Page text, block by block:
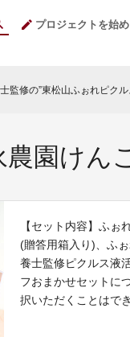
プロジェクトを始
監修の”東松山ふぉれピク
園けん
【セット内容】ふぉ
(贈答用箱入り)、ふ
養士監修ピクルス
フおまかせセットに
択いただくことはで